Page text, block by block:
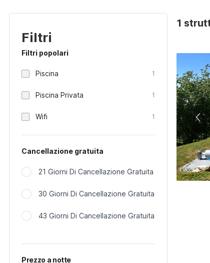
Filtri
Filtri popolari
Piscina 1
Piscina Privata 1
Wifi 1
Cancellazione gratuita
21 Giorni Di Cancellazione Gratuita
30 Giorni Di Cancellazione Gratuita
43 Giorni Di Cancellazione Gratuita
Prezzo a notte
1